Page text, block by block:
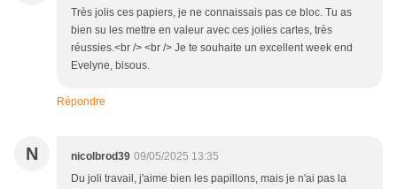
Très jolis ces papiers, je ne connaissais pas ce bloc. Tu as
bien su les mettre en valeur avec ces jolies cartes, très
réussies.<br /> <br /> Je te souhaite un excellent week end
Evelyne, bisous.
Répondre
N nicolbrod39 09/05/2025 13:35
Du joli travail, j'aime bien les papillons, mais je n'ai pas la